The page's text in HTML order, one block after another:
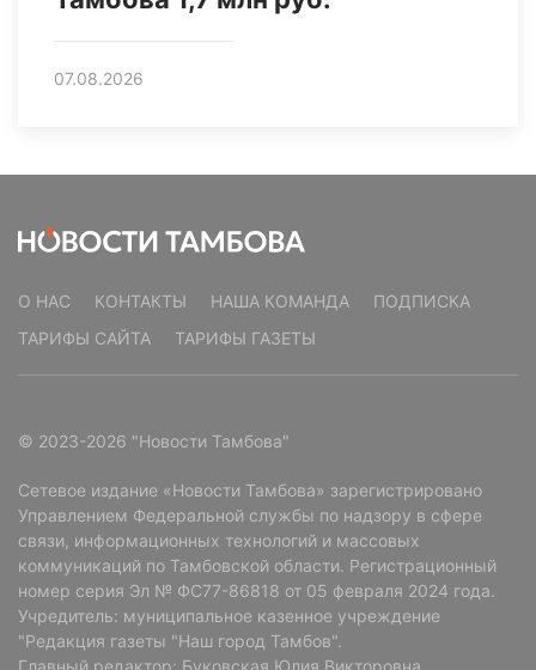
07.08.2026
О НАС КОНТАКТЫ НАША КОМАНДА
ПОДПИСКА
ТАРИФЫ САЙТА
ТАРИФЫ ГАЗЕТЫ
© 2023-2026 "Новости Тамбова"
Сетевое издание «Новости Тамбова» зарегистрировано
Управлением Федеральной службы по надзору в сфере
связи, информационных технологий и массовых
коммуникаций по Тамбовской области. Регистрационный
номер серия Эл № ФС77-86818 от 05 февраля 2024 года.
Учредитель: муниципальное казенное учреждение
"Редакция газеты "Наш город Тамбов".
Главный редактор: Буковская Юлия Викторовна.